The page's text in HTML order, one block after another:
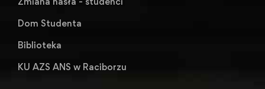
Dom Studenta
Biblioteka
KU AZS ANS w Raciborzu